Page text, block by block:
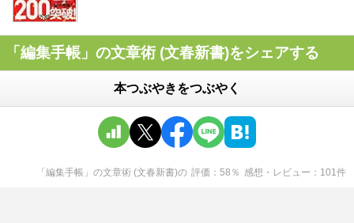
「編集手帳」の文章術 (文春新書)をシェアする
本つぶやきをつぶやく
「編集手帳」の文章術 (文春新書)の 評価 58 ％ 感想・レビュー 101 件